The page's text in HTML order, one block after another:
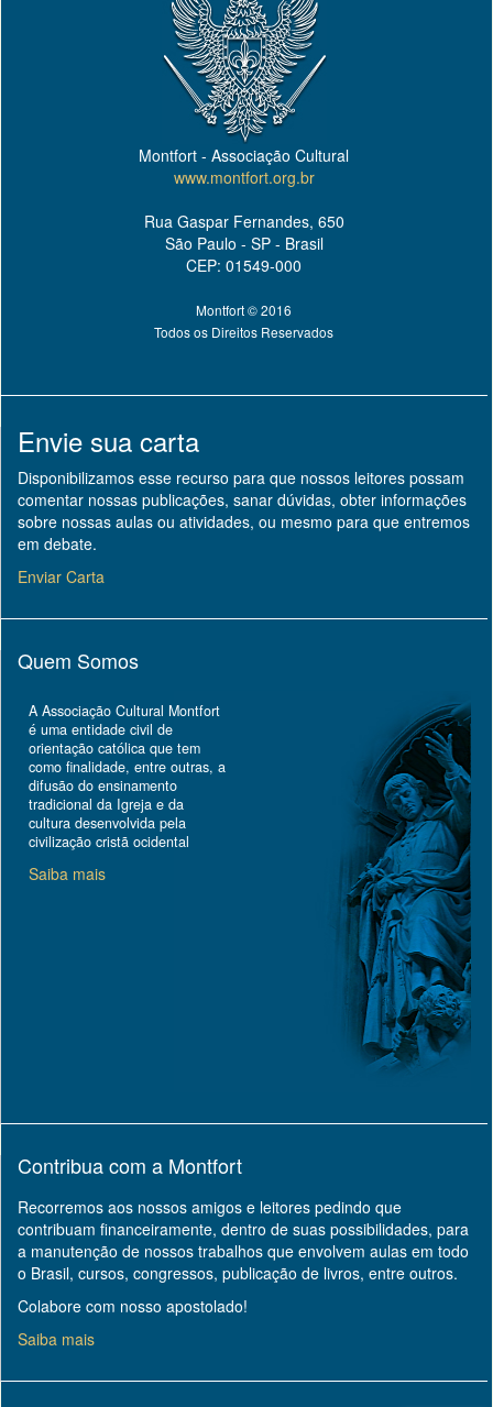
Montfort - Associação Cultural
www.montfort.org.br
Rua Gaspar Fernandes, 650
São Paulo - SP - Brasil
CEP: 01549-000
Montfort © 2016
Todos os Direitos Reservados
Envie sua carta
Disponibilizamos esse recurso para que nossos leitores possam
comentar nossas publicações, sanar dúvidas, obter informações
sobre nossas aulas ou atividades, ou mesmo para que entremos
em debate.
Enviar Carta
Quem Somos
A Associação Cultural Montfort
é uma entidade civil de
orientação católica que tem
como finalidade, entre outras, a
difusão do ensinamento
tradicional da Igreja e da
cultura desenvolvida pela
civilização cristã ocidental
Saiba mais
Contribua com a Montfort
Recorremos aos nossos amigos e leitores pedindo que
contribuam financeiramente, dentro de suas possibilidades, para
a manutenção de nossos trabalhos que envolvem aulas em todo
o Brasil, cursos, congressos, publicação de livros, entre outros.
Colabore com nosso apostolado!
Saiba mais